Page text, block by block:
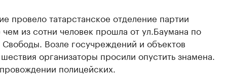
провело татарстанское отделение партии
из сотни человек прошла от ул.Баумана по
Возле госучреждений и объектов
организаторы просили опустить знамена.
полицейских.